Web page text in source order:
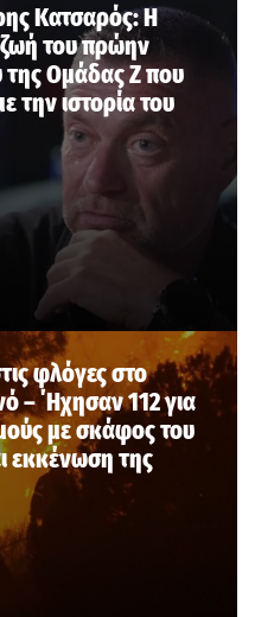
Κατσαρός: Η
του πρώην
της Ομάδας Ζ που
την ιστορία του
φλόγες στο
– ΄Ηχησαν 112 για
με σκάφος του
εκκένωση της